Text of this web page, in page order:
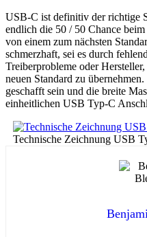
USB-C ist definitiv der richtige
endlich die 50 / 50 Chance
von einem zum nächsten
schmerzhaft, sei es durch
Treiberprobleme oder
neuen Standard zu
geschafft sein und die breite
einheitlichen USB Typ-C
Technische Zeichnung USB